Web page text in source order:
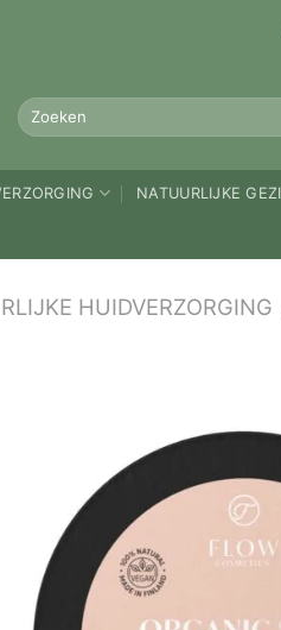
Zoeken
naar:
NATUURLIJKE
HUIDVERZORGING